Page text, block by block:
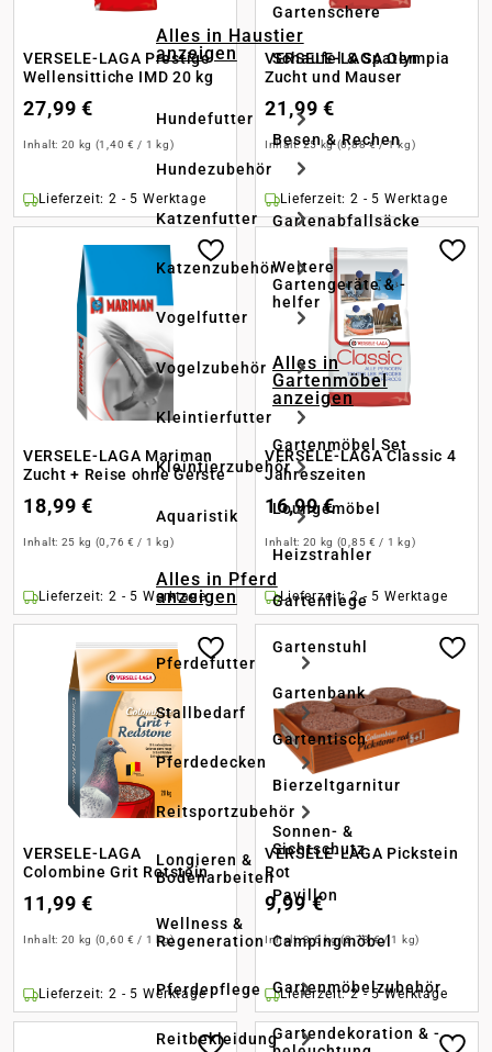
Alles in Haustier
anzeigen
Hundefutter
Hundezubehör
Katzenfutter
Katzenzubehör
Vogelfutter
Vogelzubehör
Kleintierfutter
Kleintierzubehör
Aquaristik
Alles in Pferd
anzeigen
Pferdefutter
Stallbedarf
Pferdedecken
Reitsportzubehör
Longieren &
Bodenarbeiten
Wellness &
Regeneration
Pferdepflege
Reitbekleidung
Gartenschere
Schaufel & Spaten
Besen & Rechen
Gartenabfallsäcke
Weitere
Gartengeräte & -
helfer
Alles in
Gartenmöbel
anzeigen
Gartenmöbel Set
Loungemöbel
Heizstrahler
Gartenliege
Gartenstuhl
Gartenbank
Gartentisch
Bierzeltgarnitur
Sonnen- &
Sichtschutz
Pavillon
Campingmöbel
Gartenmöbelzubehör
Gartendekoration & -
VERSELE-LAGA Prestige
Wellensittiche IMD 20 kg
27,99 €
Inhalt: 20 kg (1,40 € / 1 kg)
Lieferzeit: 2 - 5 Werktage
VERSELE-LAGA Olympia
Zucht und Mauser
21,99 €
Inhalt:25 kg(0,88 € / 1 kg)
Lieferzeit: 2 - 5 Werktage
VERSELE-LAGA Mariman
Zucht + Reise ohne Gerste
18,99 €
Inhalt: 25 kg (0,76 € / 1 kg)
Lieferzeit: 2 - 5 Werktage
VERSELE-LAGA Classic 4
Jahreszeiten
16,99 €
Inhalt: 20 kg (0,85 € / 1 kg)
Lieferzeit: 2 - 5 Werktage
VERSELE-LAGA
Colombine Grit Rotstein
11,99 €
Inhalt: 20 kg (0,60 € / 1 kg)
Lieferzeit: 2 - 5 Werktage
VERSELE-LAGA Pickstein
Rot
9,99 €
Inhalt:3.6 kg(2,78 € / 1 kg)
Lieferzeit: 2 - 5 Werktage